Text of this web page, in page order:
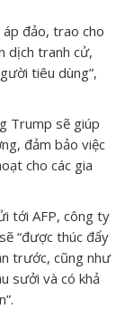
đảo, trao cho
dịch tranh cử,
tiêu dùng”,
Trump sẽ giúp
đảm bảo việc
cho các gia
tới AFP, công ty
“được thúc đẩy
trước, cũng như
sưởi và có khả